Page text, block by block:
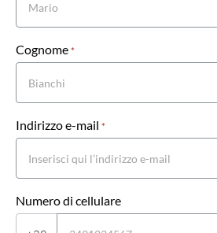
Cognome *
Indirizzo e-mail *
Numero di cellulare